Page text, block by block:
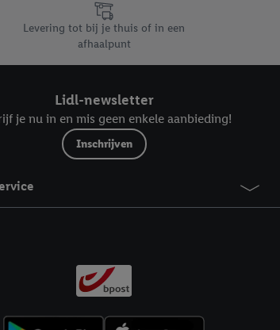
Levering tot bij je thuis of in een
afhaalpunt
Lidl-newsletter
je nu in en mis geen enkele aanbieding!
Inschrijven
en uw recht om uw toestemming te allen tijde met
.Je vindt het impressum hier.